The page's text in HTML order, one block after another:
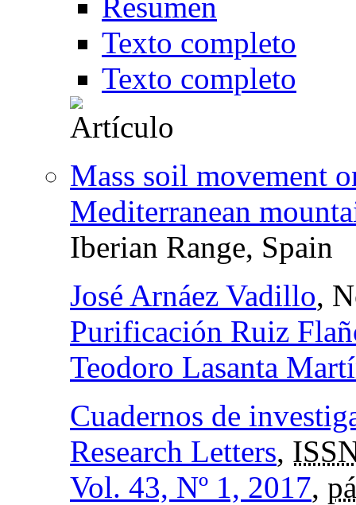
Texto completo
Texto completo
Mass soil movement
Mediterranean
Iberian Range, Spain
José Arnáez Vadillo,
Purificación Ruiz
Teodoro Lasanta
Cuadernos de
Research Letters,
Vol. 43, Nº 1, 2017,